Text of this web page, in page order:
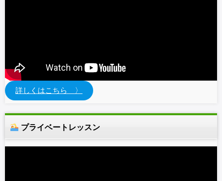
詳しくはこちら 〉
プライベートレッスン